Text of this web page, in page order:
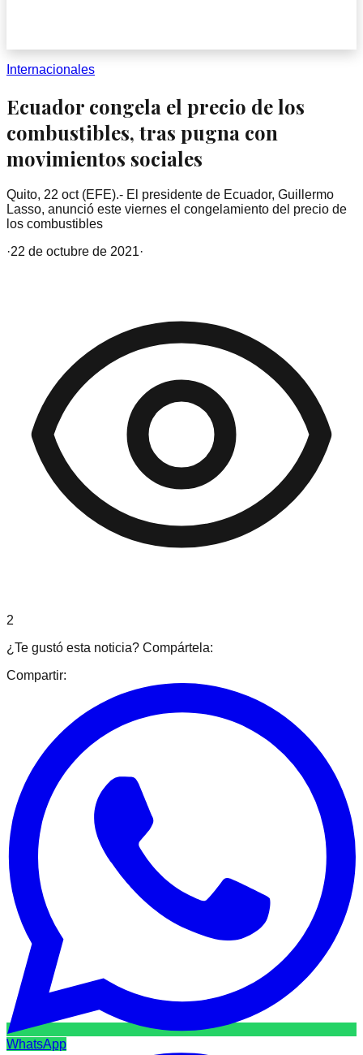
Internacionales
Ecuador congela el precio de los
combustibles, tras pugna con
movimientos sociales
Quito, 22 oct (EFE).- El presidente de Ecuador, Guillermo
Lasso, anunció este viernes el congelamiento del precio de
los combustibles
·22 de octubre de 2021·
2
¿Te gustó esta noticia? Compártela:
Compartir:
WhatsApp